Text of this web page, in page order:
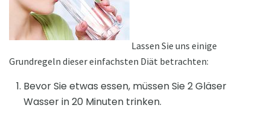
Lassen Sie uns einige
Grundregeln dieser einfachsten Diät betrachten:
Bevor Sie etwas essen, müssen Sie 2 Gläser
Wasser in 20 Minuten trinken.